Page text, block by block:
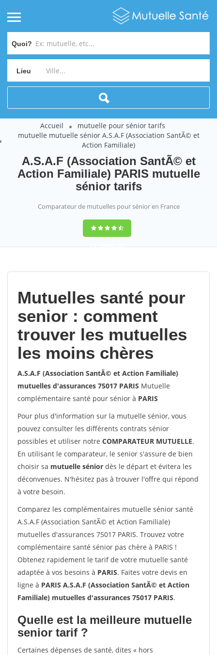
Quoi?
Lieu
Accueil
mutuelle pour sénior tarifs
mutuelle mutuelle sénior A.S.A.F (Association SantÃ© et
Action Familiale)
A.S.A.F (Association SantÃ© et
Action Familiale) PARIS mutuelle
sénior tarifs
Comparateur de mutuelles pour sénior en France
9,2(100%)452
Mutuelles santé pour
senior : comment
trouver les mutuelles
les moins chères
A.S.A.F (Association SantÃ© et Action Familiale)
mutuelles d'assurances 75017 PARIS Mutuelle
complémentaire santé pour sénior à PARIS
Pour plus d'information sur la mutuelle sénior, vous
pouvez consulter les différents contrats sénior
possibles et utiliser notre COMPARATEUR MUTUELLE.
En utilisant le comparateur, le senior s'assure de bien
choisir sa mutuelle sénior dès le départ et évitera les
déconvenues. N'hésitez pas à trouver l'offre qui répond
à votre besoin.
Comparez les complémentaires mutuelle sénior santé
A.S.A.F (Association SantÃ© et Action Familiale)
mutuelles d'assurances 75017 PARIS. Trouvez votre
complémentaire santé sénior pas chère à PARIS !
Obtenez rapidement le tarif de votre mutuelle santé
adaptée à vos besoins à PARIS. Faites votre devis en
ligne à PARIS A.S.A.F (Association SantÃ© et Action
Familiale) mutuelles d'assurances 75017 PARIS.
Quelle est la meilleure mutuelle
senior tarif ?
Certaines dépenses de santé, dites « hors